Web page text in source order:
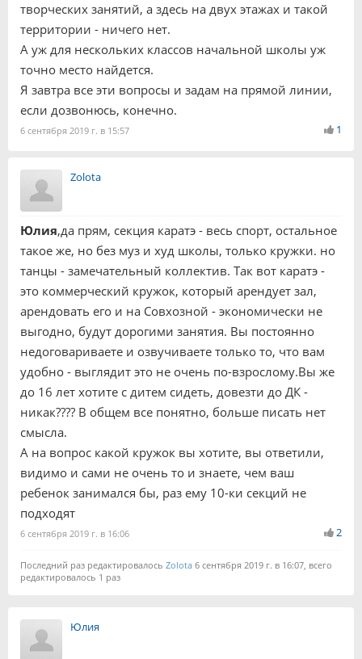
творческих занятий, а здесь на двух этажах и такой
территории - ничего нет.
А уж для нескольких классов начальной школы уж
точно место найдется.
Я завтра все эти вопросы и задам на прямой линии,
если дозвонюсь, конечно.
6 сентября 2019 г. в 15:57 1
Zolota
Юлия,да прям, секция каратэ - весь спорт, остальное
такое же, но без муз и худ школы, только кружки. но
танцы - замечательный коллектив. Так вот каратэ -
это коммерческий кружок, который арендует зал,
арендовать его и на Совхозной - экономически не
выгодно, будут дорогими занятия. Вы постоянно
недоговариваете и озвучиваете только то, что вам
удобно - выглядит это не очень по-взрослому.Вы же
до 16 лет хотите с дитем сидеть, довезти до ДК -
никак???? В общем все понятно, больше писать нет
смысла.
А на вопрос какой кружок вы хотите, вы ответили,
видимо и сами не очень то и знаете, чем ваш
ребенок занимался бы, раз ему 10-ки секций не
подходят
6 сентября 2019 г. в 16:06 2
Последний раз редактировалось Zolota 6 сентября 2019 г. в 16:07, всего
редактировалось 1 раз
Юлия